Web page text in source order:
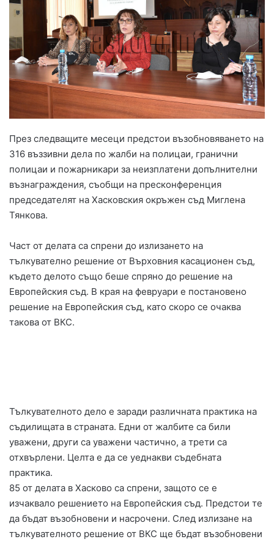
През следващите месеци предстои възобновяването на
316 въззивни дела по жалби на полицаи, гранични
полицаи и пожарникари за неизплатени допълнителни
възнаграждения, съобщи на пресконференция
председателят на Хасковския окръжен съд Миглена
Тянкова.
Част от делата са спрени до излизането на
тълкувателно решение от Върховния касационен съд,
където делото също беше спряно до решение на
Европейския съд. В края на февруари е постановено
решение на Европейския съд, като скоро се очаква
такова от ВКС.
Тълкувателното дело е заради различната практика на
съдилищата в страната. Едни от жалбите са били
уважени, други са уважени частично, а трети са
отхвърлени. Целта е да се уеднакви съдебната
практика.
85 от делата в Хасково са спрени, защото се е
изчаквало решението на Европейския съд. Предстои те
да бъдат възобновени и насрочени. След излизане на
тълкувателното решение от ВКС ще бъдат възобновени